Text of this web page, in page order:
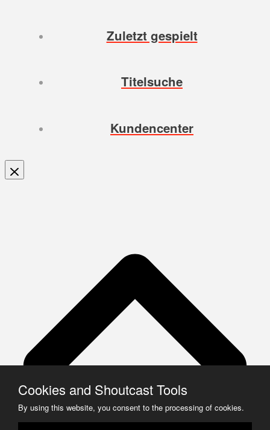
Zuletzt gespielt
Titelsuche
Kundencenter
Cookies and Shoutcast Tools
By using this website, you consent to the processing of cookies.